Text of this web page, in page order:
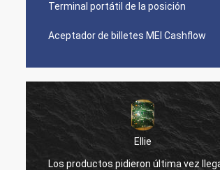
Terminal portátil de la posición
Aceptador de billetes MEI Cashflow
Ellie
productos pidieron última vez llegaron